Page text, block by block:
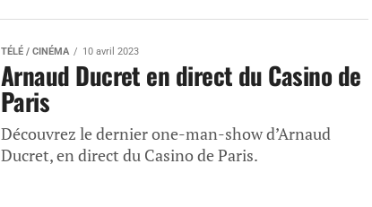
TÉLÉ / CINÉMA 10 avril 2023
Arnaud Ducret en direct du Casino de
Paris
Découvrez le dernier one-man-show d’Arnaud
Ducret, en direct du Casino de Paris.